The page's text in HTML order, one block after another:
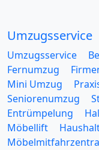
Umzugsservice
Umzugsservice
Fernumzug
Mini Umzug
Seniorenumzug
Entrümpelung
Möbellift